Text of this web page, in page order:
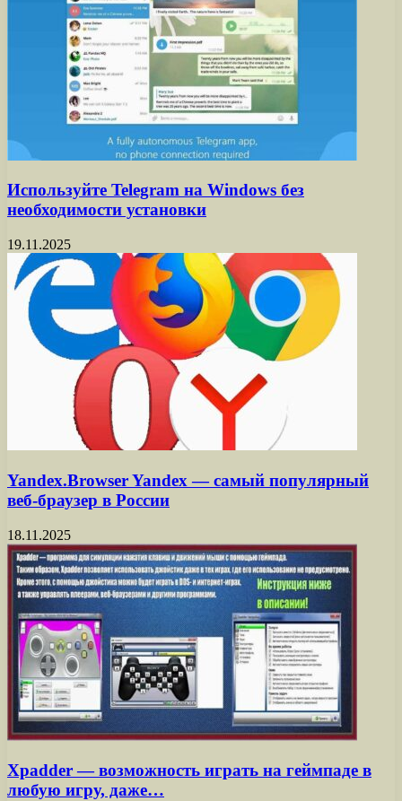
Используйте Telegram на Windows без
необходимости установки
19.11.2025
Yandex.Browser Yandex — самый популярный
веб-браузер в России
18.11.2025
Xpadder — возможность играть на геймпаде в
любую игру, даже…